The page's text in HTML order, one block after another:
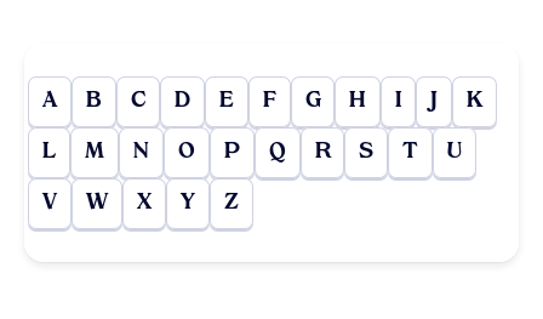
A B C D E F G H I J K
L M N O P Q R S T U
V W X Y Z